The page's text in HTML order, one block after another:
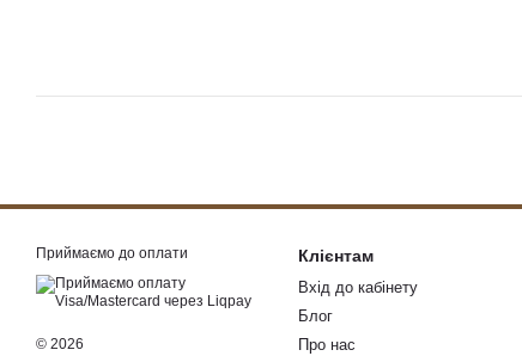
Приймаємо до оплати
© 2026
Клієнтам
Вхід до кабінету
Блог
Про нас